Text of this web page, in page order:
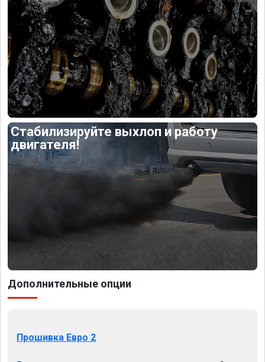
Стабилизируйте выхлоп и работу
двигателя!
Дополнительные опции
Прошивка Евро 2